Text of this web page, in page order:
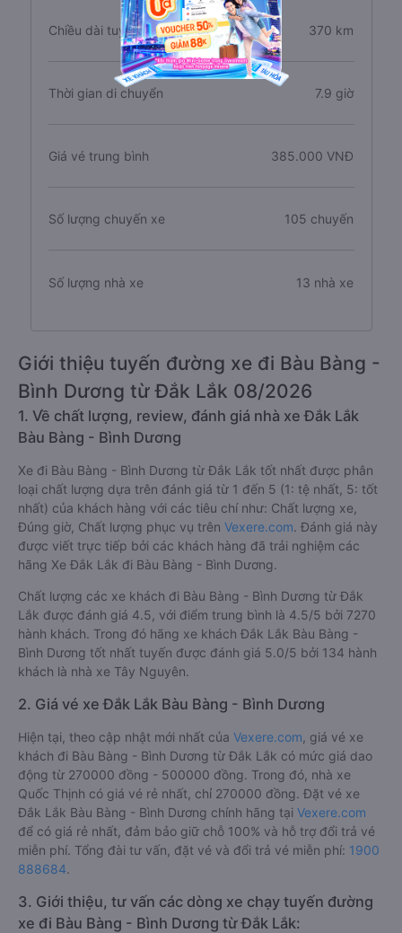
Chiều dài tuyến đường 370 km
Thời gian di chuyển 7.9 giờ
Giá vé trung bình 385.000 VNĐ
Số lượng chuyến xe 105 chuyến
Số lượng nhà xe 13 nhà xe
Giới thiệu tuyến đường xe đi Bàu Bàng -
Bình Dương từ Đắk Lắk 08/2026
1. Về chất lượng, review, đánh giá nhà xe Đắk Lắk
Bàu Bàng - Bình Dương
Xe đi Bàu Bàng - Bình Dương từ Đắk Lắk tốt nhất được phân
loại chất lượng dựa trên đánh giá từ 1 đến 5 (1: tệ nhất, 5: tốt
nhất) của khách hàng với các tiêu chí như: Chất lượng xe,
Đúng giờ, Chất lượng phục vụ trên Vexere.com. Đánh giá này
được viết trực tiếp bởi các khách hàng đã trải nghiệm các
hãng Xe Đắk Lắk đi Bàu Bàng - Bình Dương.
Chất lượng các xe khách đi Bàu Bàng - Bình Dương từ Đắk
Lắk được đánh giá 4.5, với điểm trung bình là 4.5/5 bởi 7270
hành khách. Trong đó hãng xe khách Đắk Lắk Bàu Bàng -
Bình Dương tốt nhất tuyến được đánh giá 5.0/5 bởi 134 hành
khách là nhà xe Tây Nguyên.
2. Giá vé xe Đắk Lắk Bàu Bàng - Bình Dương
Hiện tại, theo cập nhật mới nhất của Vexere.com , giá vé xe
khách đi Bàu Bàng - Bình Dương từ Đắk Lắk có mức giá dao
động từ 270000 đồng - 500000 đồng. Trong đó, nhà xe
Quốc Thịnh có giá vé rẻ nhất, chỉ 270000 đồng. Đặt vé xe
Đắk Lắk Bàu Bàng - Bình Dương chính hãng tại Vexere.com
để có giá rẻ nhất, đảm bảo giữ chỗ 100% và hỗ trợ đổi trả vé
miễn phí. Tổng đài tư vấn, đặt vé và đổi trả vé miễn phí: 1900
888684.
3. Giới thiệu, tư vấn các dòng xe chạy tuyến đường
xe đi Bàu Bàng - Bình Dương từ Đắk Lắk: